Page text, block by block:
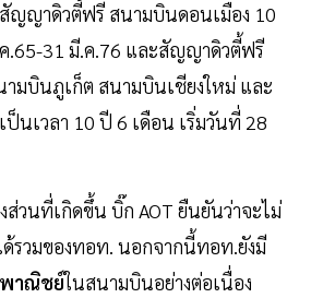
ญญาดิวตี้ฟรี สนามบินดอนเมือง 10
.65-31 มี.ค.76 และสัญญาดิวตี้ฟรี
มบินภูเก็ต สนามบินเชียงใหม่ และ
นเวลา 10 ปี 6 เดือน เริ่มวันที่ 28
วนที่เกิดขึ้น บิ๊ก AOT ยืนยันว่าจะไม่
ด้รวมของทอท. นอกจากนี้ทอท.ยังมี
พาณิชย์ในสนามบินอย่างต่อเนื่อง